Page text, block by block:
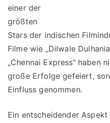
einer der
größten
Stars der indischen
Filme wie „Dilwale
„Chennai Express“ haben
große Erfolge gefeiert,
Einfluss genommen.
Ein entscheidender